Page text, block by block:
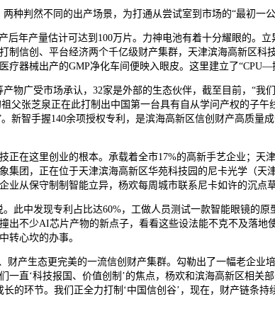
判然不同的出产场景，为打通从尝试室到市场的“最初一公
产量估计可达到100万片。力神电池有着十分耀眼的。
信创、平台经济两个千亿级财产集群，天津滨海高新区科
疗器械出产的GMP净化车间便映入眼皮。这里建立了
广受市场承认，32家是外部的生态伙伴，截至目前，“我
父张芝泉正在此打制出中国第一台具有自从学问产权的子
新智手握140余项授权专利，是滨海高新区信创财产高质量
这里创业的根本。承载着全市17%的高新手艺企业；天
团，正在位于天津滨海高新区华苑科技园的尼卡光学（天
从保守制制智能立异，杨欢每周城市联系尼卡如许的沉点
中发现专利占比达60%，工做人员测试一款智能眼镜的
不少AI芯片产物的新点子，看看这些设法能不克不及落
转心坎的办事。
生态更完美的一流信创财产集群。勾勒出了一幅老企业培
直‘科技报国、价值创制’的焦点，杨欢和滨海高新区相关
环节。我们正全力打制‘中国信创谷’，现在，财产链条持